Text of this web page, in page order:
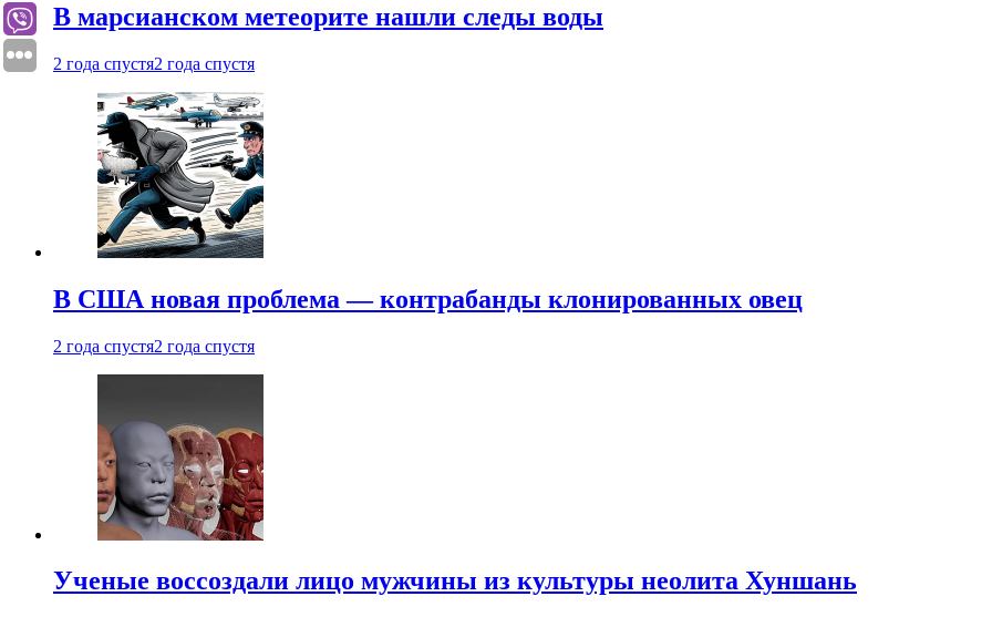
В марсианском метеорите нашли следы воды
2 года спустя2 года спустя
В США новая проблема — контрабанды клонированных овец
2 года спустя2 года спустя
Ученые воссоздали лицо мужчины из культуры неолита Хуншань